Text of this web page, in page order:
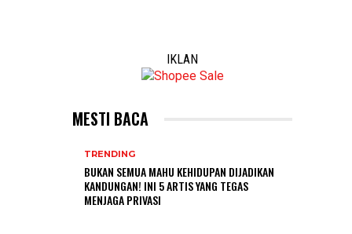
IKLAN
MESTI BACA
TRENDING
BUKAN SEMUA MAHU KEHIDUPAN DIJADIKAN
KANDUNGAN! INI 5 ARTIS YANG TEGAS
MENJAGA PRIVASI